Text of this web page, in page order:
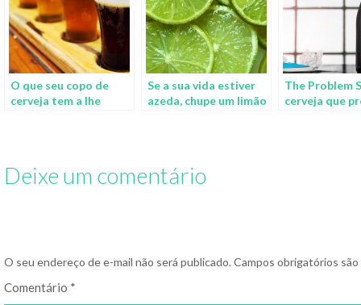
O que seu copo de
cerveja tem a lhe
Se a sua vida estiver
azeda, chupe um limão
The Problem
cerveja que
Deixe um comentário
O seu endereço de e-mail não será publicado. Campos obrigatórios
Comentário *